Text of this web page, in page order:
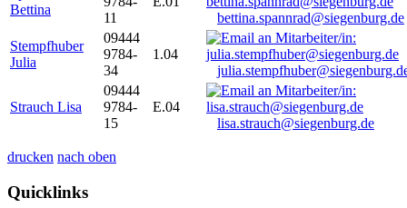
Bettina
11
bettina.spannrad@siegenburg.de
Stempfhuber
Julia
09444
9784-
34
1.04
Strauch Lisa
09444
9784-
15
E.04
lisa.strauch@siegenburg.de
drucken nach oben
Quicklinks